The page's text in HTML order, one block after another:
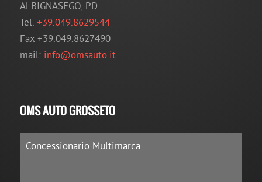
ALBIGNASEGO, PD
Tel. +39.049.8629544
Fax +39.049.8627490
mail: info@omsauto.it
OMS AUTO GROSSETO
Concessionario Multimarca